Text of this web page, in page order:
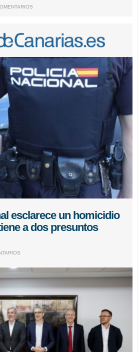
esclarece un homicidio
a dos presuntos